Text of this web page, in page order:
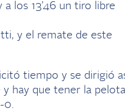
los 13’46 un tiro libre
y el remate de este
tiempo y se dirigió
hay que tener la
0.